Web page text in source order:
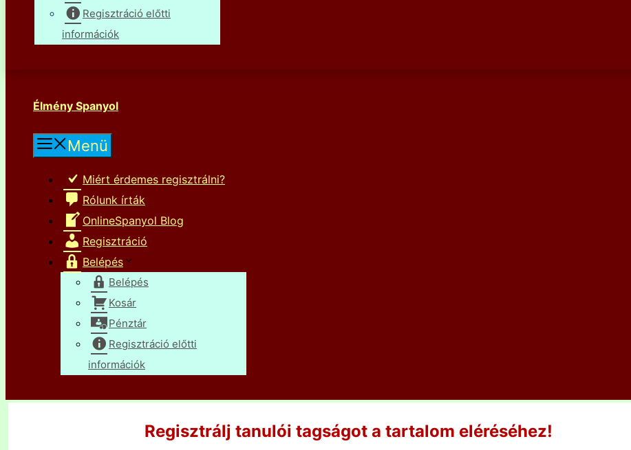
Regisztráció előtti
információk
Élmény Spanyol
Menü
Miért érdemes regisztrálni?
Rólunk írták
OnlineSpanyol Blog
Regisztráció
Belépés
Belépés
Kosár
Pénztár
Regisztráció előtti
információk
Regisztrálj tanulói tagságot a tartalom eléréséhez!